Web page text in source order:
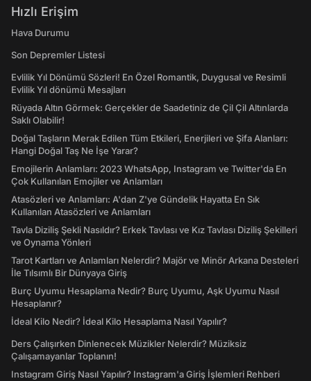
Hızlı Erişim
Hava Durumu
Son Depremler Listesi
Evlilik Yıl Dönümü Sözleri! En Özel Romantik, Duygusal ve Resimli
Evlilik Yıl dönümü Mesajları
Rüyada Altın Görmek: Gerçekler de Saadetiniz de Çil Çil Altınlarda
Saklı Olabilir!
Doğal Taşların Merak Edilen Tüm Etkileri, Enerjileri ve Şifa Alanları:
Hangi Doğal Taş Ne İşe Yarar?
Emojilerin Anlamları: 2023 WhatsApp, Instagram ve Twitter'da En
Çok Kullanılan Emojiler ve Anlamları
Atasözleri ve Anlamları: A'dan Z'ye Gündelik Hayatta En Sık
Kullanılan Atasözleri ve Anlamları
Tavla Diziliş Şekli Nasıldır? Erkek Tavlası ve Kız Tavlası Diziliş Şekilleri
ve Oynama Yönleri
Tarot Kartları ve Anlamları Nelerdir? Majör ve Minör Arkana Desteleri
İle Tılsımlı Bir Dünyaya Giriş
Burç Uyumu Hesaplama Nedir? Burç Uyumu, Aşk Uyumu Nasıl
Hesaplanır?
İdeal Kilo Nedir? İdeal Kilo Hesaplama Nasıl Yapılır?
Ders Çalışırken Dinlenecek Müzikler Nelerdir? Müziksiz
Çalışamayanlar Toplanın!
Instagram Giriş Nasıl Yapılır? Instagram'a Giriş İşlemleri Rehberi